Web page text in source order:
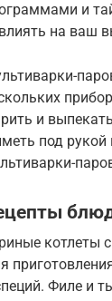
и
на ваш
и
под
котлеты
Филе и